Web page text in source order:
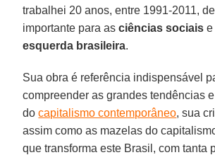
trabalhei 20 anos, entre 1991-2011,
importante para asciências sociais e
esquerda brasileira.
Sua obra é referência indispensável
compreender as grandes tendências
docapitalismo contemporâneo, sua
assim como as mazelas do
que transforma este Brasil, com tanta